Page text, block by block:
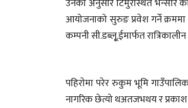
उनका अनुसार टिमुरेस्थित भन्सार
आयोजनाको सुरुङ प्रवेश गर्ने क्रममा
कम्पनी सी.डब्लू्.ईमार्फत
पहिराेमा परेर रुकुम भूमि
नागरिक छेत्यो थअतजभथय र